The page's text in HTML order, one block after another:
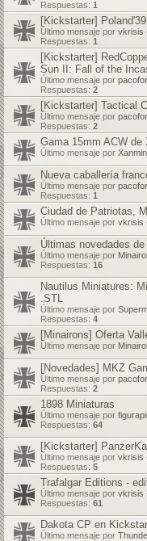
Respuestas: 1
[Kickstarter]
Último mensaje por vkrisis
Respuestas: 1
[Kickstarter]
Sun II: Fall of the
Último mensaje por
Respuestas: 2
[Kickstarter] Tactical
Último mensaje por
Respuestas: 2
Gama 15mm ACW de
Último mensaje por
Nueva caballería
Último mensaje por
Respuestas: 1
Ciudad de Patriotas,
Último mensaje por vkrisis
Últimas novedades
Último mensaje por
Respuestas: 16
Nautilus Miniatures:
.STL
Último mensaje por
Respuestas: 4
[Minairons] Oferta
Último mensaje por
[Novedades] MKZ
Último mensaje por
Respuestas: 2
1898 Miniaturas
Último mensaje por
Respuestas: 64
[Kickstarter]
Último mensaje por vkrisis
Respuestas: 5
Trafalgar Editions -
Último mensaje por vkrisis
Respuestas: 61
Dakota CP en
Último mensaje por